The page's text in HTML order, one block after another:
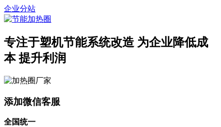
企业分站
专注于塑机节能系统改造 为企业降低成
本 提升利润
添加微信客服
全国统一